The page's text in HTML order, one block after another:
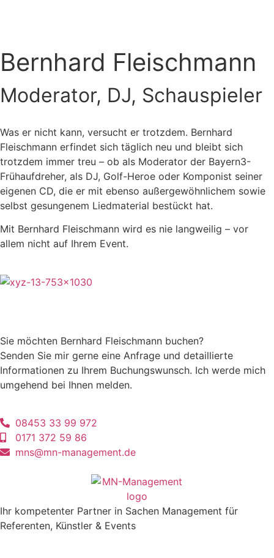
Bernhard Fleischmann
Moderator, DJ, Schauspieler
Was er nicht kann, versucht er trotzdem. Bernhard
Fleischmann erfindet sich täglich neu und bleibt sich
trotzdem immer treu – ob als Moderator der Bayern3-
Frühaufdreher, als DJ, Golf-Heroe oder Komponist seiner
eigenen CD, die er mit ebenso außergewöhnlichem sowie
selbst gesungenem Liedmaterial bestückt hat.
Mit Bernhard Fleischmann wird es nie langweilig – vor
allem nicht auf Ihrem Event.
Sie möchten Bernhard Fleischmann buchen?
Senden Sie mir gerne eine Anfrage und detaillierte
Informationen zu Ihrem Buchungswunsch. Ich werde mich
umgehend bei Ihnen melden.
08453 33 99 972
0171 372 59 86
mns@mn-management.de
Ihr kompetenter Partner in Sachen Management für
Referenten, Künstler & Events